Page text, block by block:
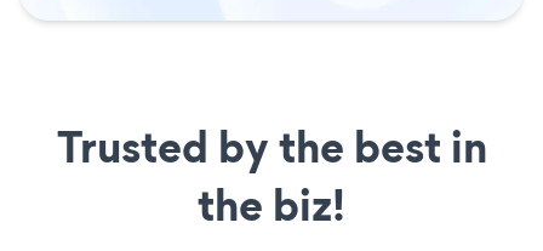
Trusted by the best in
the biz!